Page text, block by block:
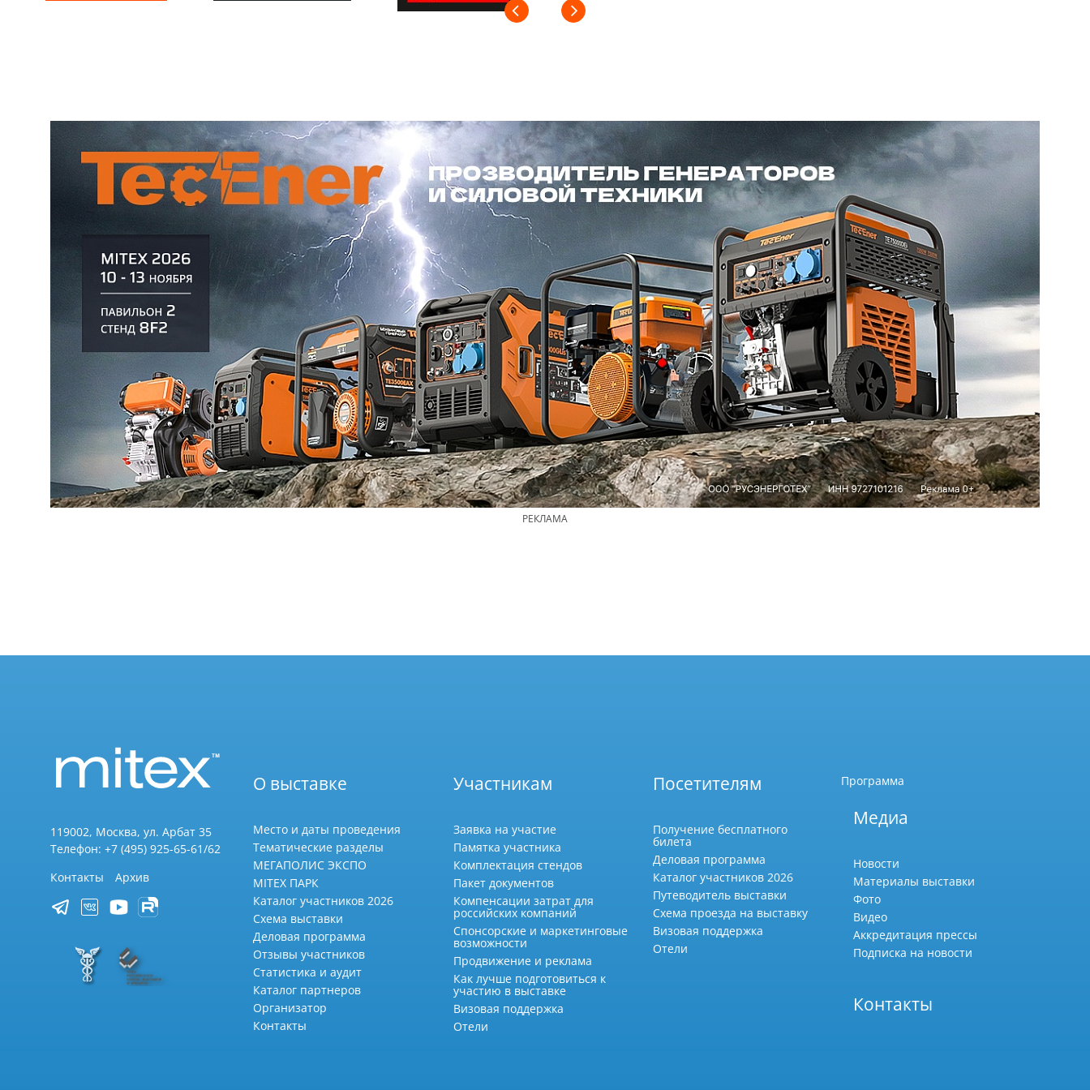
РЕКЛАМА
119002, Москва, ул. Арбат 35
Телефон: +7 (495) 925-65-61/62
Контакты
Архив
О выставке
Место и даты проведения
Тематические разделы
МЕГАПОЛИС ЭКСПО
MITEX ПАРК
Каталог участников 2026
Схема выставки
Деловая программа
Отзывы участников
Статистика и аудит
Каталог партнеров
Организатор
Контакты
Участникам
Заявка на участие
Памятка участника
Комплектация стендов
Пакет документов
Компенсации затрат для
российских компаний
Спонсорские и маркетинговые
возможности
Продвижение и реклама
Как лучше подготовиться к
участию в выставке
Визовая поддержка
Отели
Посетителям
Получение бесплатного
билета
Деловая программа
Каталог участников 2026
Путеводитель выставки
Схема проезда на выставку
Визовая поддержка
Отели
Программа
Медиа
Новости
Материалы выставки
Фото
Видео
Аккредитация прессы
Подписка на новости
Контакты